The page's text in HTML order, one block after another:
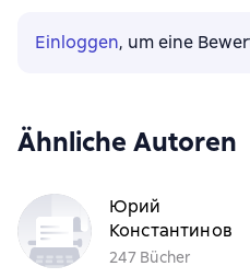
Einloggen, um eine
Ähnliche Autoren
Юрий
Константинов
247 Bücher